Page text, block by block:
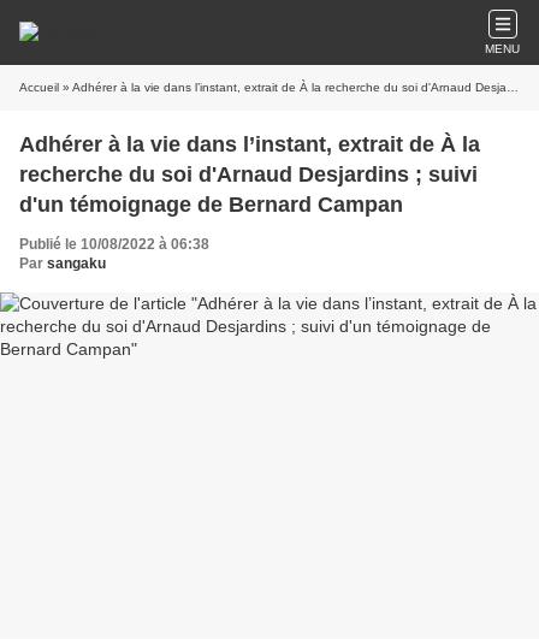
MENU
Accueil » Adhérer à la vie dans l’instant, extrait de À la recherche du soi d'Arnaud Desjardins ; suivi d'un témoignage de Bernard Campan
Adhérer à la vie dans l’instant, extrait de À la
recherche du soi d'Arnaud Desjardins ; suivi
d'un témoignage de Bernard Campan
Publié le 10/08/2022 à 06:38
Par sangaku